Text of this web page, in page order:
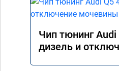
Чип тюнинг Audi
дизель и